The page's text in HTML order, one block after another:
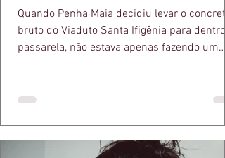
Quando Penha Maia decidiu levar o concreto
bruto do Viaduto Santa Ifigênia para dentro
passarela, não estava apenas fazendo um
a apresentadora e influenciadora Juliana
defende há tempos, o de que moda
estruturas geométricas, volumes